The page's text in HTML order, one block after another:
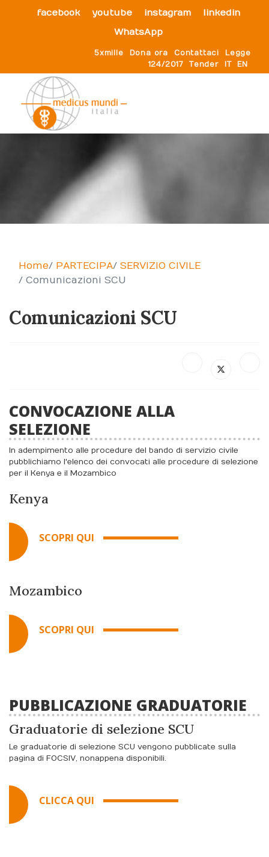
facebook youtube instagram
linkedin
WhatsApp
5xmille Dona ora Contattaci
Legge
124/2017
Tender IT EN
Home PARTECIPA
SERVIZIO CIVILE
Comunicazioni SCU
Comunicazioni SCU
CONVOCAZIONE ALLA
SELEZIONE
In adempimento alle procedure del bando di servizio civile
pubblichiamo l'elenco dei convocati alle procedure di selezione
per il Kenya e il Mozambico
Kenya
SCOPRI QUI
Mozambico
SCOPRI QUI
PUBBLICAZIONE GRADUATORIE
Graduatorie di selezione SCU
Le graduatorie di selezione SCU vengono pubblicate sulla
pagina di FOCSIV, nonappena disponibili.
CLICCA QUI